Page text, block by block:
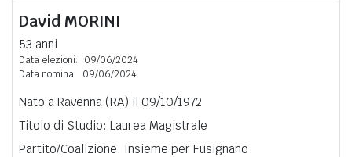
David MORINI
53 anni
Data elezioni:
09/06/2024
Data nomina:
09/06/2024
Nato a Ravenna (RA) il 09/10/1972
Titolo di Studio: Laurea Magistrale
Partito/Coalizione: Insieme per Fusignano